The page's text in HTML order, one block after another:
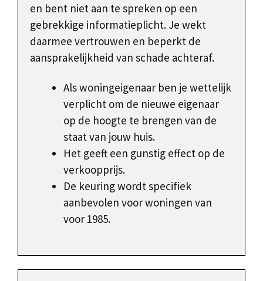
en bent niet aan te spreken op een
gebrekkige informatieplicht. Je wekt
daarmee vertrouwen en beperkt de
aansprakelijkheid van schade achteraf.
Als woningeigenaar ben je wettelijk
verplicht om de nieuwe eigenaar
op de hoogte te brengen van de
staat van jouw huis.
Het geeft een gunstig effect op de
verkoopprijs.
De keuring wordt specifiek
aanbevolen voor woningen van
voor 1985.